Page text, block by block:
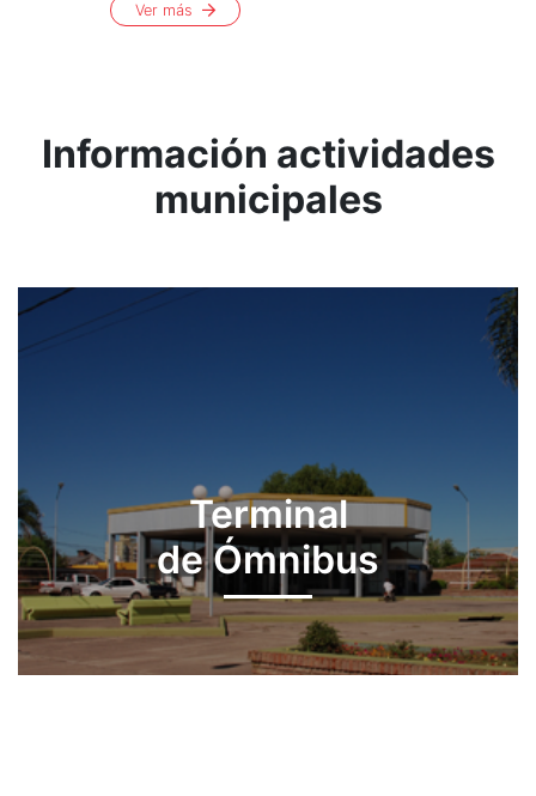
Ver más
Información actividades
municipales
Terminal
de Ómnibus